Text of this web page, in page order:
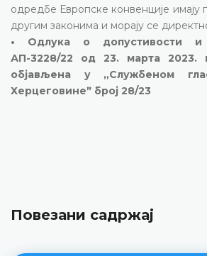
одредбе Европске конвенције имају
другим законима и морају се
• Одлука о допустивости и
АП-3228/22 од 23. марта 2023.
објављена у „Службеном
Херцеговинеˮ број 28/23
Повезани садржај